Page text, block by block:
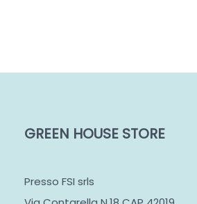
GREEN HOUSE STORE
Presso FSI srls